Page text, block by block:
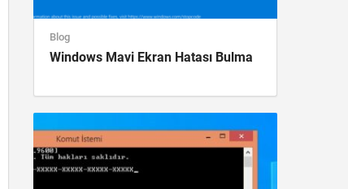
Blog
Windows Mavi Ekran Hatası Bulma